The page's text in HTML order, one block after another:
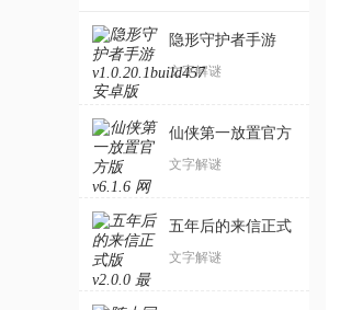
隐形守护者手游
文字解谜
仙侠第一放置官方
版
文字解谜
五年后的来信正式
版
文字解谜